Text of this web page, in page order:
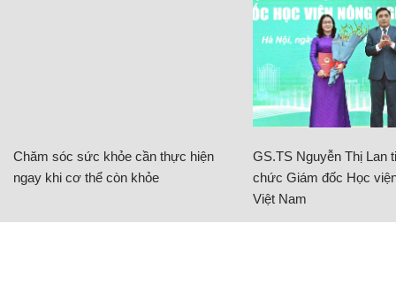
Chăm sóc sức khỏe cần thực hiện
ngay khi cơ thể còn khỏe
GS.TS Nguyễn Thị Lan
chức Giám đốc Học
Việt Nam